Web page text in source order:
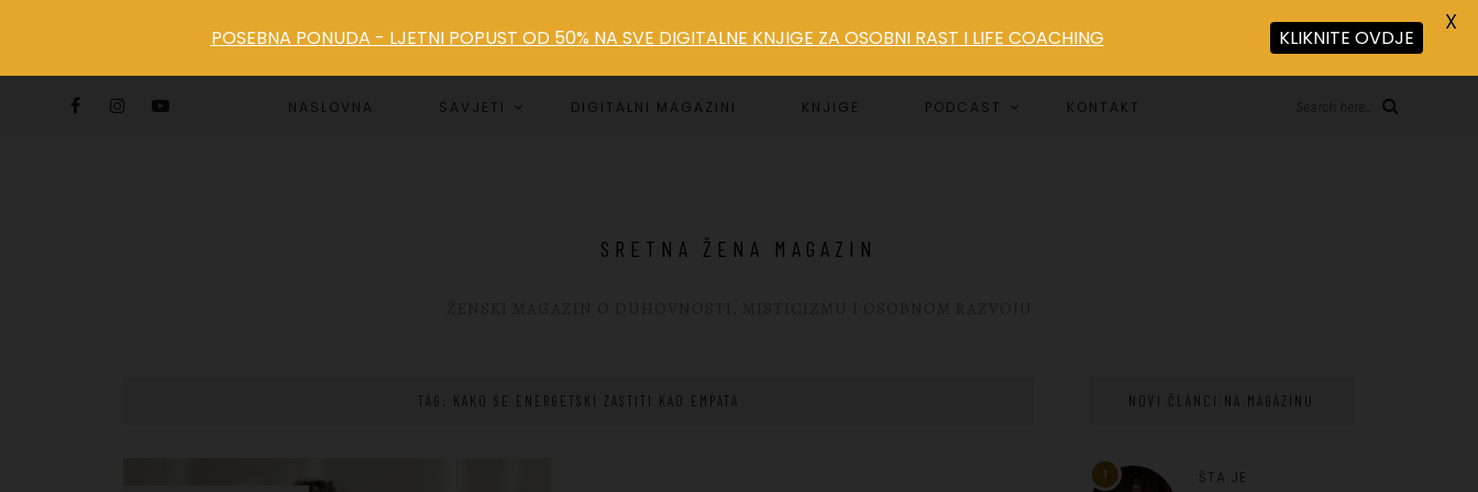
NASLOVNA SAVJETI DIGITALNI MAGAZINI KNJIGE PODCAST KONTAKT
SRETNA ŽENA MAGAZIN
TAG: KAKO SE ENERGETSKI ZASTITI KAO EMPATA NOVI ČLANCI NA MAGAZINU
1 ŠTA JE
POSEBNA PONUDA - LJETNI POPUST OD 50% NA SVE DIGITALNE KNJIGE ZA OSOBNI RAST I LIFE COACHING KLIKNITE OVDJE
X